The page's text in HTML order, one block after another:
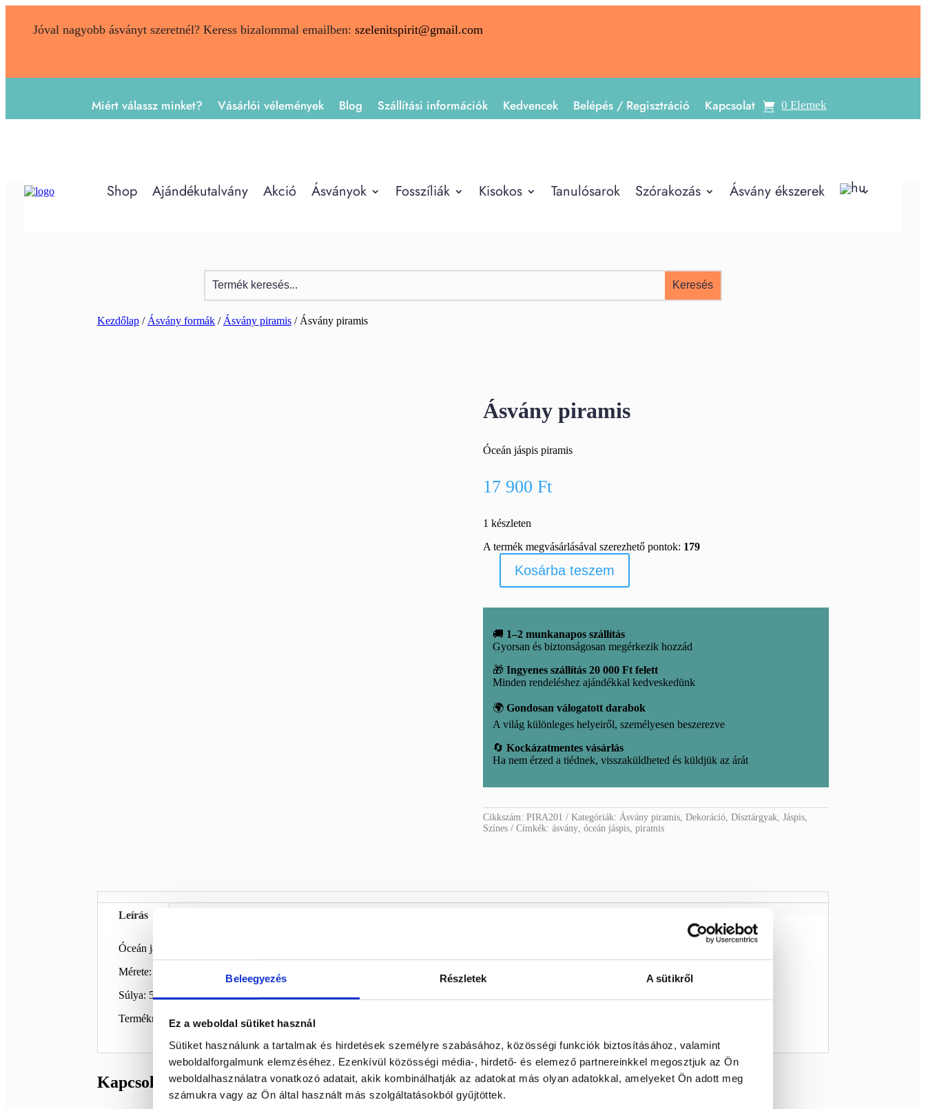
Beleegyezés Részletek A sütikről
Ez a weboldal sütiket használ
Sütiket használunk a tartalmak és hirdetések személyre szabásához, közösségi funkciók biztosításához, valamint
weboldalforgalmunk elemzéséhez. Ezenkívül közösségi média-, hirdető- és elemező partnereinkkel megosztjuk az Ön
weboldalhasználatra vonatkozó adatait, akik kombinálhatják az adatokat más olyan adatokkal, amelyeket Ön adott meg
számukra vagy az Ön által használt más szolgáltatásokból gyűjtöttek.
Jóval nagyobb ásványt szeretnél? Keress bizalommal emailben: szelenitspirit@gmail.com
Miért válassz minket? Vásárlói vélemények Blog Szállítási információk Kedvencek Belépés / Regisztráció Kapcsolat 0 Elemek
Shop Ajándékutalvány Akció Ásványok Fosszíliák Kisokos Tanulósarok Szórakozás Ásvány ékszerek
Kezdőlap/ Ásvány formák/ Ásvány piramis/ Ásvány piramis
Ásvány piramis
Óceán jáspis piramis
17 900Ft
1 készleten
A termék megvásárlásával szerezhető pontok: 179
Ásvány
piramis
Kosárba teszem
🚚 1–2 munkanapos szállítás
Gyorsan és biztonságosan megérkezik hozzád
🎁Ingyenes szállítás 20 000 Ft felett
Minden rendeléshez ajándékkal kedveskedünk
🌍Gondosan válogatott darabok
A világ különleges helyeiről, személyesen beszerezve
🔄Kockázatmentes vásárlás
Ha nem érzed a tiédnek, visszaküldheted és küldjük az árát
Cikkszám:PIRA201 Kategóriák:Ásvány piramis,Dekoráció,Dísztárgyak,Jáspis,
Színes
Címkék:ásvány,óceán jáspis,piramis
Leírás
Óceán jáspis ásvány piramis.
Mérete: 9 x 6 cm
Súlya: 513 g
Termékről videó található közösségi oldalainkon. Facebook, Pinterest,Instagram,TikTok.
Kapcsolódó termékek